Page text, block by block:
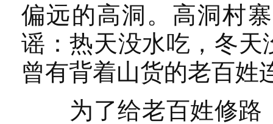
偏远的高洞。高洞村
谣：热天没水吃，冬
曾有背着山货的老百姓
为了给老百姓修路